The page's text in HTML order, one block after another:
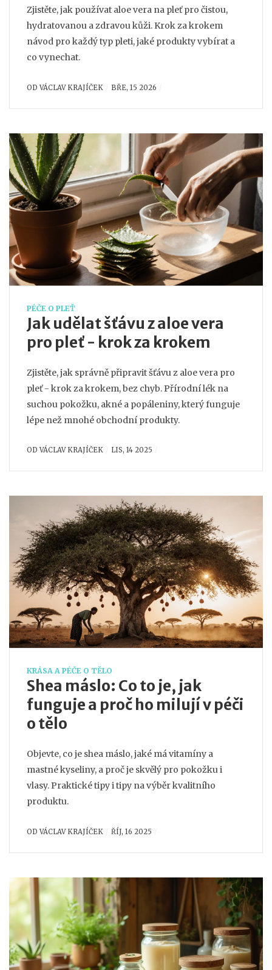
Zjistěte, jak používat aloe vera na pleť pro čistou,
hydratovanou a zdravou kůži. Krok za krokem
návod pro každý typ pleti, jaké produkty vybírat a
co vynechat.
ODVÁCLAV KRAJÍČEK BŘE, 15 2026
PÉČE O PLEŤ
Jak udělat šťávu z aloe vera
pro pleť - krok za krokem
Zjistěte, jak správně připravit šťávu z aloe vera pro
pleť - krok za krokem, bez chyb. Přírodní lék na
suchou pokožku, akné a popáleniny, který funguje
lépe než mnohé obchodní produkty.
ODVÁCLAV KRAJÍČEK LIS, 14 2025
KRÁSA A PÉČE O TĚLO
Shea máslo: Co to je, jak
funguje a proč ho milují v péči
o tělo
Objevte, co je shea máslo, jaké má vitamíny a
mastné kyseliny, a proč je skvělý pro pokožku i
vlasy. Praktické tipy i tipy na výběr kvalitního
produktu.
ODVÁCLAV KRAJÍČEK ŘÍJ, 16 2025